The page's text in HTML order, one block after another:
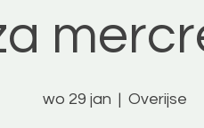
wo 29 jan
  |
Overijse